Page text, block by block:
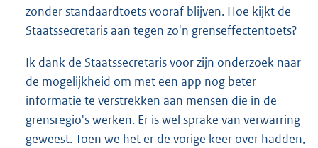
zonder standaardtoets vooraf blijven. Hoe kijkt de
Staatssecretaris aan tegen zo'n grenseffectentoets?
Ik dank de Staatssecretaris voor zijn onderzoek naar
de mogelijkheid om met een app nog beter
informatie te verstrekken aan mensen die in de
grensregio's werken. Er is wel sprake van verwarring
geweest. Toen we het er de vorige keer over hadden,